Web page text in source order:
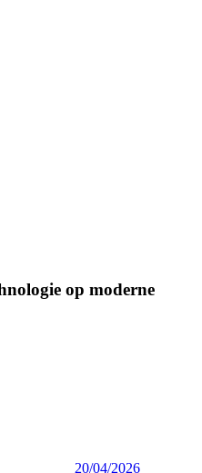
op moderne
20/04/2026